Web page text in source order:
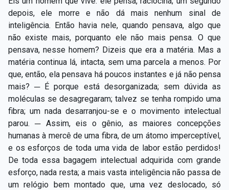
depois, ele morre e não dá mais nenhum sinal de
inteligência. Então havia nele, quando pensava, algo que
não existe mais, porquanto ele não mais pensa. O que
pensava, nesse homem? Dizeis que era a matéria. Mas a
matéria continua lá, intacta, sem uma parcela a menos. Por
que, então, ela pensava há poucos instantes e já não pensa
mais? ─ É porque está desorganizada; sem dúvida as
moléculas se desagregaram; talvez se tenha rompido uma
fibra; um nada desarranjou-se e o movimento intelectual
parou. ─ Assim, eis o gênio, as maiores concepções
humanas à mercê de uma fibra, de um átomo imperceptível,
e os esforços de toda uma vida de labor estão perdidos!
De toda essa bagagem intelectual adquirida com grande
esforço, nada resta; a mais vasta inteligência não passa de
um relógio bem montado que, uma vez deslocado, só